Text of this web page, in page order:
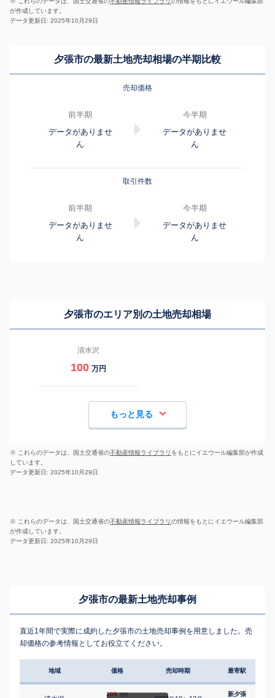
が作成しています。
データ更新日: 2025年10月29日
夕張市の最新土地売却相場の半期比較
売却価格
前半期
データがありませ
ん
今半期
データがありませ
ん
取引件数
前半期
データがありませ
ん
今半期
データがありませ
ん
夕張市のエリア別の土地売却相場
清水沢
100 万円
もっと見る
※ これらのデータは、国土交通省の不動産情報ライブラリ をもとにイエウール編集部が作成
しています。
データ更新日: 2025年10月29日
※ これらのデータは、国土交通省の不動産情報ライブラリの情報をもとにイエウール編集部
が作成しています。
データ更新日: 2025年10月29日
夕張市の最新土地売却事例
直近1年間で実際に成約した夕張市の土地売却事例を用意しました。売
却価格の参考情報としてお役立てください。
地域 価格 売却時期 最寄駅
100 万円
新夕張